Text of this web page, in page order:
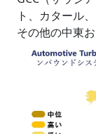
ト、カタール
その他の中東